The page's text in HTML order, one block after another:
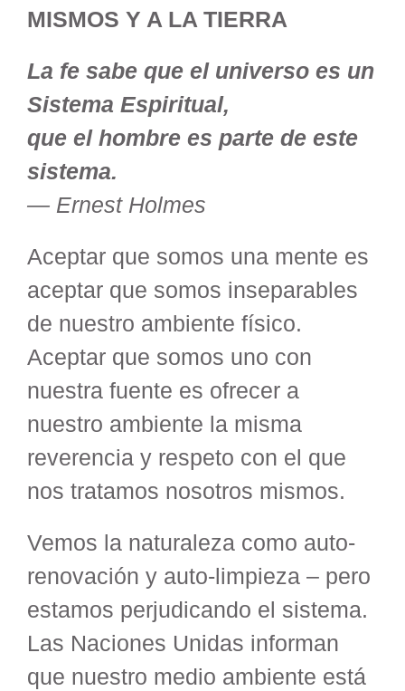
MISMOS Y A LA TIERRA
La fe sabe que el universo es un
Sistema Espiritual,
que el hombre es parte de este
sistema.
— Ernest Holmes
Aceptar que somos una mente es
aceptar que somos inseparables
de nuestro ambiente físico.
Aceptar que somos uno con
nuestra fuente es ofrecer a
nuestro ambiente la misma
reverencia y respeto con el que
nos tratamos nosotros mismos.
Vemos la naturaleza como auto-
renovación y auto-limpieza – pero
estamos perjudicando el sistema.
Las Naciones Unidas informan
que nuestro medio ambiente está